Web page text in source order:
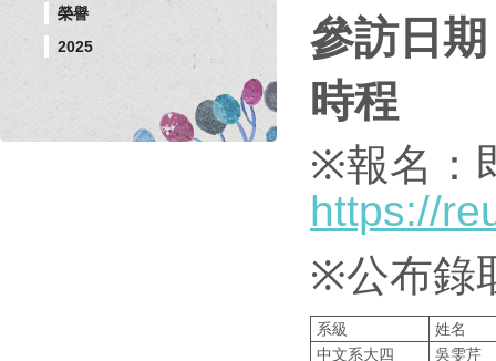
榮譽
2025
參訪日
時程
※報名：
https://
※公布錄
系級
姓名
中文系大四
吳雯芹